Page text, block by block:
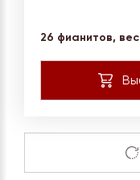
26 фианитов, вес